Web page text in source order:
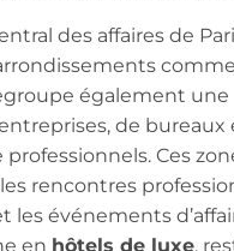
des affaires de
comme
également une
de bureaux
Ces
rencontres
les événements
en hôtels de luxe,